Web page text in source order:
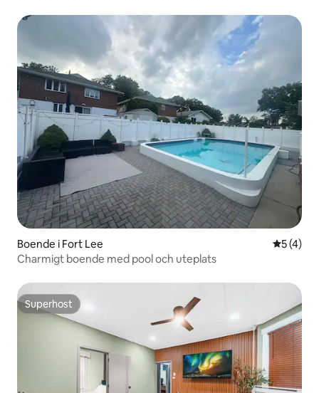
Boende i Fort Lee 5 av 5 i
5 (4)
Charmigt boende med pool och uteplats
Superhost
Superhost